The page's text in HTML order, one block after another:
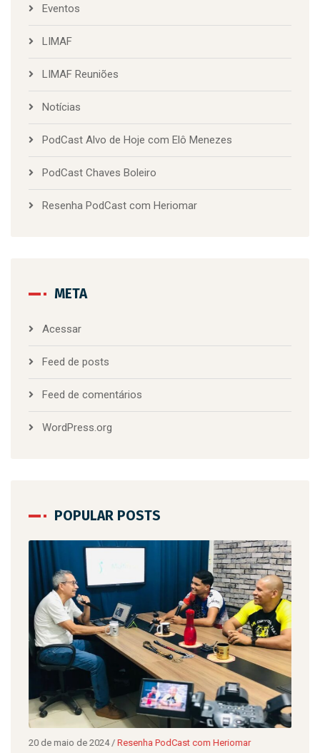
Eventos
LIMAF
LIMAF Reuniões
Notícias
PodCast Alvo de Hoje com Elô Menezes
PodCast Chaves Boleiro
Resenha PodCast com Heriomar
META
Acessar
Feed de posts
Feed de comentários
WordPress.org
POPULAR POSTS
20 de maio de 2024/ Resenha PodCast com Heriomar